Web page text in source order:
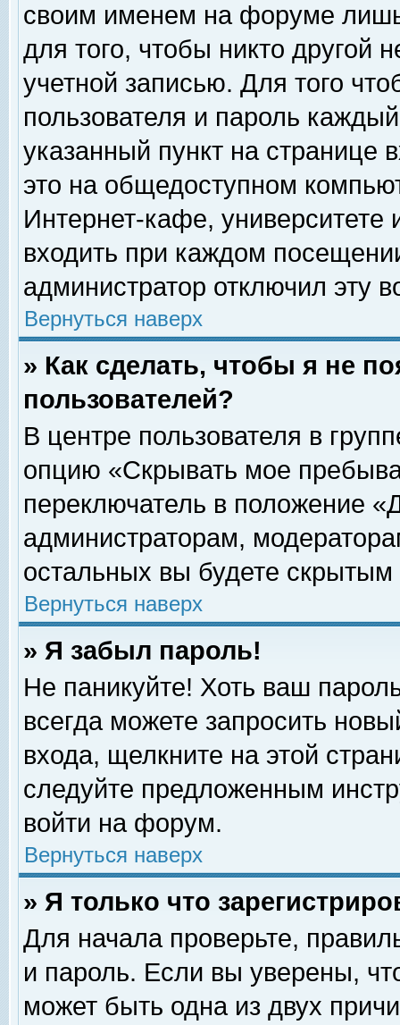
своим именем на форуме
для того, чтобы никто другой
учетной записью. Для того
пользователя и пароль
указанный пункт на
это на общедоступном
Интернет-кафе, университете
входить при каждом
администратор отключил эту
Вернуться наверх
» Как сделать, чтобы я не
пользователей?
В центре пользователя в
опцию «Скрывать мое
переключатель в положение
администраторам,
остальных вы будете скрытым
Вернуться наверх
» Я забыл пароль!
Не паникуйте! Хоть ваш
всегда можете запросить
входа, щелкните на этой
следуйте предложенным
войти на форум.
Вернуться наверх
» Я только что
Для начала проверьте,
и пароль. Если вы уверены,
может быть одна из двух